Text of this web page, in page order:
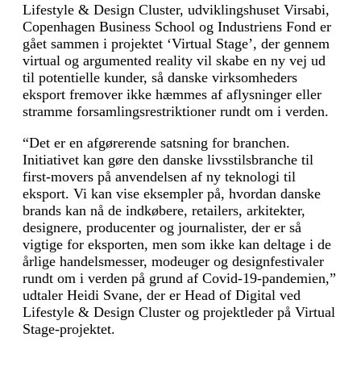
Lifestyle & Design Cluster, udviklingshuset Virsabi,
Copenhagen Business School og Industriens Fond er
gået sammen i projektet ‘Virtual Stage’, der gennem
virtual og argumented reality vil skabe en ny vej ud
til potentielle kunder, så danske virksomheders
eksport fremover ikke hæmmes af aflysninger eller
stramme forsamlingsrestriktioner rundt om i verden.
“Det er en afgørerende satsning for branchen.
Initiativet kan gøre den danske livsstilsbranche til
first-movers på anvendelsen af ny teknologi til
eksport. Vi kan vise eksempler på, hvordan danske
brands kan nå de indkøbere, retailers, arkitekter,
designere, producenter og journalister, der er så
vigtige for eksporten, men som ikke kan deltage i de
årlige handelsmesser, modeuger og designfestivaler
rundt om i verden på grund af Covid-19-pandemien,”
udtaler Heidi Svane, der er Head of Digital ved
Lifestyle & Design Cluster og projektleder på Virtual
Stage-projektet.